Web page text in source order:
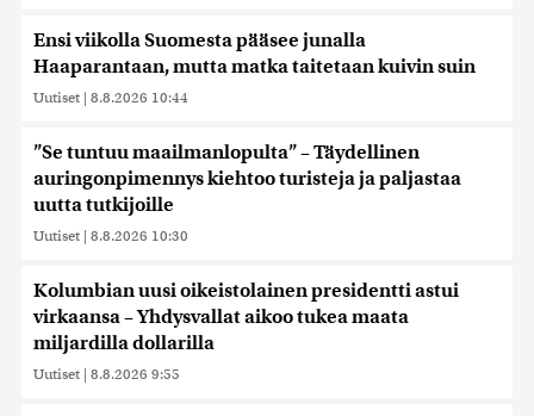
Ensi viikolla Suomesta pääsee junalla
Haaparantaan, mutta matka taitetaan kuivin suin
Uutiset | 8.8.2026 10:44
”Se tuntuu maailmanlopulta” – Täydellinen
auringonpimennys kiehtoo turisteja ja paljastaa
uutta tutkijoille
Uutiset | 8.8.2026 10:30
Kolumbian uusi oikeistolainen presidentti astui
virkaansa – Yhdysvallat aikoo tukea maata
miljardilla dollarilla
Uutiset | 8.8.2026 9:55